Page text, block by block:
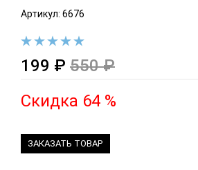
Артикул: 6676
199 ₽ 550 ₽
Скидка 64 %
ЗАКАЗАТЬ ТОВАР